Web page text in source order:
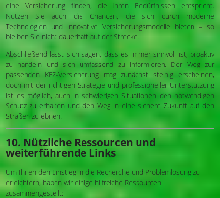
eine Versicherung finden, die Ihren Bedürfnissen entspricht.
Nutzen Sie auch die Chancen, die sich durch moderne
Technologien und innovative Versicherungsmodelle bieten – so
bleiben Sie nicht dauerhaft auf der Strecke.
Abschließend lässt sich sagen, dass es immer sinnvoll ist, proaktiv
zu handeln und sich umfassend zu informieren. Der Weg zur
passenden KFZ-Versicherung mag zunächst steinig erscheinen,
doch mit der richtigen Strategie und professioneller Unterstützung
ist es möglich, auch in schwierigen Situationen den notwendigen
Schutz zu erhalten und den Weg in eine sichere Zukunft auf den
Straßen zu ebnen.
10. Nützliche Ressourcen und
weiterführende Links
Um Ihnen den Einstieg in die Recherche und Problemlösung zu
erleichtern, haben wir einige hilfreiche Ressourcen
zusammengestellt: